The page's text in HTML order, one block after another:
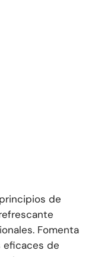
de
Fomenta
eficaces de